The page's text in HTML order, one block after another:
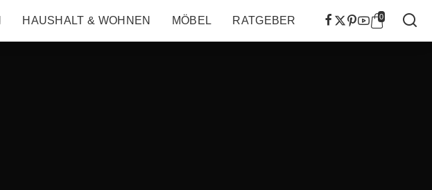
HAUSHALT & WOHNEN MÖBEL RATGEBER 0